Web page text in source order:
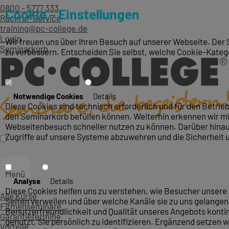
0800 - 5777 333
Rückruf-Service
training@pc-college.de
Login
Seminarkorb
Menü
Alle Kurse
Firmenseminare
Garantietermine
Vorteile
Cookie – Einstellungen
Wir freuen uns über Ihren Besuch auf unserer Webseite.
zu verbessern. Entscheiden Sie selbst, welche Cookie-
Notwendige Cookies Details
Diese Cookies sind technisch erforderlich und für den
den Seminarkorb befüllen können. Weiterhin erkennen wir
Webseitenbesuch schneller nutzen zu können. Darüber
Zugriffe auf unsere Systeme abzuwehren und die Sicherheit
Analyse Details
Diese Cookies helfen uns zu verstehen, wie Besucher
Seiten verweilen und über welche Kanäle sie zu uns
Benutzerfreundlichkeit und Qualität unseres Angebots
genutzt, Sie persönlich zu identifizieren. Ergänzend